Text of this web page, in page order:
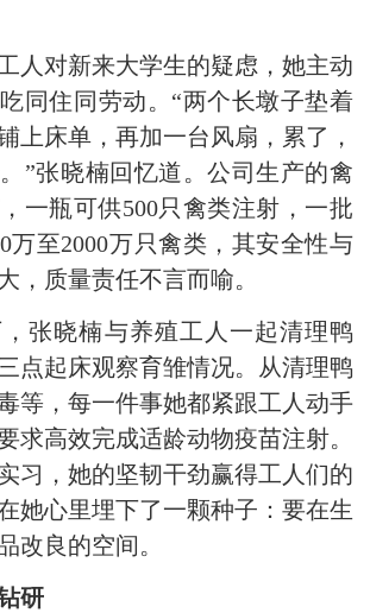
对新来大学生的疑虑，她主动
同住同劳动。“两个长墩子垫着
上床单，再加一台风扇，累了，
”张晓楠回忆道。公司生产的禽
一瓶可供500只禽类注射，一批
万至2000万只禽类，其安全性与
，质量责任不言而喻。
晓楠与养殖工人一起清理鸭
点起床观察育雏情况。从清理鸭
等，每一件事她都紧跟工人动手
求高效完成适龄动物疫苗注射。
习，她的坚韧干劲赢得工人们的
她心里埋下了一颗种子：要在生
改良的空间。
研